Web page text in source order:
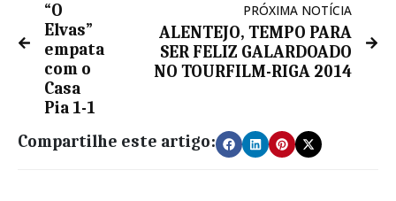
“O
Elvas”
empata
com o
Casa
Pia 1-1
PRÓXIMA NOTÍCIA
ALENTEJO, TEMPO PARA
SER FELIZ GALARDOADO
NO TOURFILM-RIGA 2014
Compartilhe este artigo: